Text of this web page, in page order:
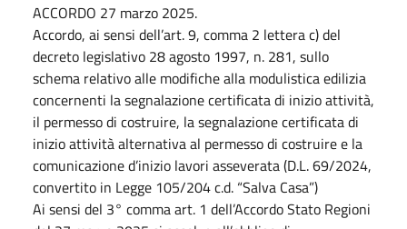
ACCORDO 27 marzo 2025.
Accordo, ai sensi dell’art. 9, comma 2 lettera c) del
decreto legislativo 28 agosto 1997, n. 281, sullo
schema relativo alle modifiche alla modulistica edilizia
concernenti la segnalazione certificata di inizio attività,
il permesso di costruire, la segnalazione certificata di
inizio attività alternativa al permesso di costruire e la
comunicazione d’inizio lavori asseverata (D.L. 69/2024,
convertito in Legge 105/204 c.d. “Salva Casa”)
Ai sensi del 3° comma art. 1 dell’Accordo Stato Regioni